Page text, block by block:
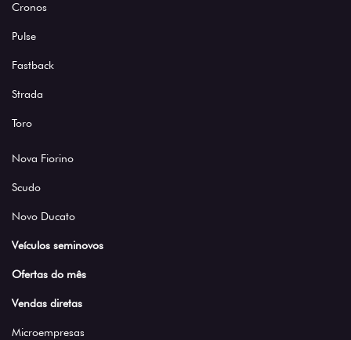
Cronos
Pulse
Fastback
Strada
Toro
Nova Fiorino
Scudo
Novo Ducato
Veículos seminovos
Ofertas do mês
Vendas diretas
Microempresas